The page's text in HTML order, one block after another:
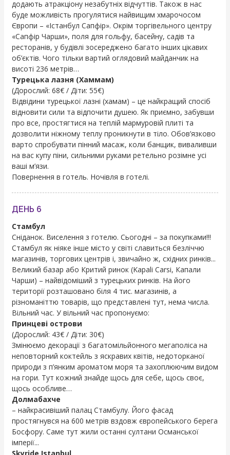
додають атракціону незабутніх відчуттів. Також в нас
буде можливість прогулятися найвищим хмарочосом
Європи – «Істанбул Сапфір». Окрім торгівельного центру
«Сапфір Чарши», поля для гольфу, басейну, садів та
ресторанів, у будівлі зосереджено багато інших цікавих
об’єктів. Чого тільки вартий оглядовий майданчик на
висоті 236 метрів…
Турецька лазня (Хаммам)
(Дорослий: 68€ / Діти: 55€)
Відвідини турецької лазні (хамам) – це найкращий спосіб
відновити сили та відпочити душею. Як приємно, забувши
про все, простягтися на теплій мармуровій плиті та
дозволити ніжному теплу проникнути в тіло. Обов’язково
варто спробувати пінний масаж, коли банщик, виваливши
на вас купу піни, сильними руками ретельно розімне усі
ваші м’язи.
Повернення в готель. Ночівля в готелі.
ДЕНЬ 6
Стамбул
Сніданок. Виселення з готелю. Сьогодні – за покупками!!!
Стамбул як ніяке інше місто у світі славиться безліччю
магазинів, торгових центрів і, звичайно ж, східних ринків...
Великий базар або Критий ринок (Kapali Carsi, Капали
Чарши) – найвідоміший з турецьких ринків. На його
території розташовано біля 4 тис. магазинів, а
різноманіттю товарів, що представлені тут, нема числа.
Вільний час. У вільний час пропонуємо:
Принцеві острови
(Дорослий: 43€ / Діти: 30€)
Змінюємо декорації з багатомільйонного мегаполіса на
неповторний коктейль з яскравих квітів, недоторканої
природи з п’янким ароматом моря та захоплюючим видом
на гори. Тут кожний знайде щось для себе, щось своє,
щось особливе…
Долмабахче
– найкрасивіший палац Стамбулу. Його фасад
простягнувся на 600 метрів вздовж європейського берега
Босфору. Саме тут жили останні султани Османської
імперії...